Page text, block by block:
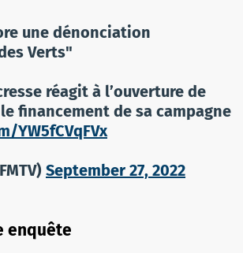
une dénonciation
Verts"
réagit à l’ouverture de
financement de sa campagne
YW5fCVqFVx
September 27, 2022
enquête